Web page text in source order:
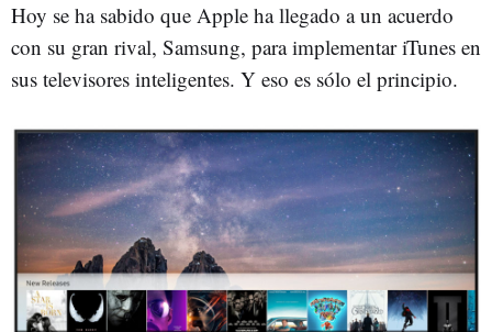
Hoy se ha sabido que Apple ha llegado a un acuerdo
con su gran rival, Samsung, para implementar iTunes en
sus televisores inteligentes. Y eso es sólo el principio.